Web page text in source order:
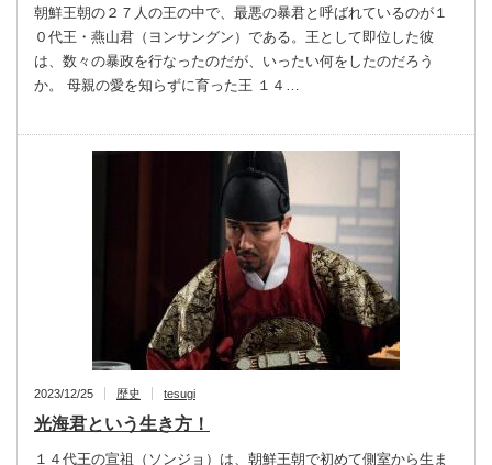
朝鮮王朝の２７人の王の中で、最悪の暴君と呼ばれているのが１
０代王・燕山君（ヨンサングン）である。王として即位した彼
は、数々の暴政を行なったのだが、いったい何をしたのだろう
か。 母親の愛を知らずに育った王 １４…
2023/12/25 歴史 tesugi
光海君という生き方！
１４代王の宣祖（ソンジョ）は、朝鮮王朝で初めて側室から生ま